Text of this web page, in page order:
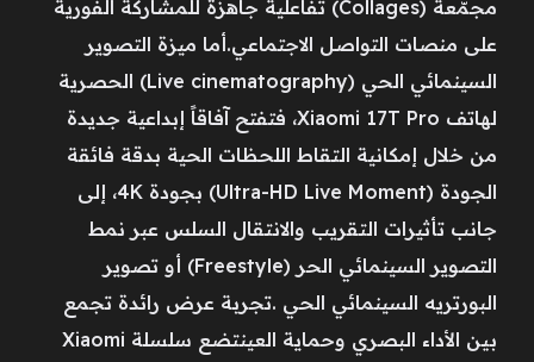
مجمّعة (Collages) تفاعلية جاهزة للمشاركة الفورية
على منصات التواصل الاجتماعي.أما ميزة التصوير
السينمائي الحي (Live cinematography) الحصرية
لهاتف Xiaomi 17T Pro، فتفتح آفاقاً إبداعية جديدة
من خلال إمكانية التقاط اللحظات الحية بدقة فائقة
الجودة (Ultra-HD Live Moment) بجودة 4K، إلى
جانب تأثيرات التقريب والانتقال السلس عبر نمط
التصوير السينمائي الحر (Freestyle) أو تصوير
البورتريه السينمائي الحي .تجربة عرض رائدة تجمع
بين الأداء البصري وحماية العينتضع سلسلة Xiaomi